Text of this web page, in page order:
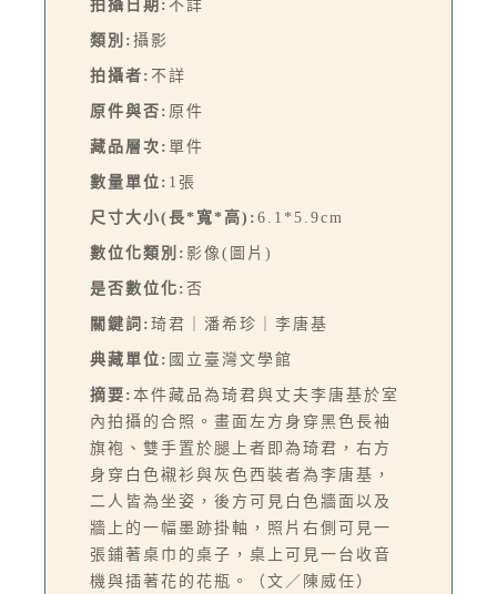
拍攝日期: 不詳
類別: 攝影
拍攝者: 不詳
原件與否: 原件
藏品層次: 單件
數量單位: 1張
尺寸大小(長*寬*高): 6.1*5.9cm
數位化類別: 影像(圖片)
是否數位化: 否
關鍵詞: 琦君｜潘希珍｜李唐基
典藏單位: 國立臺灣文學館
摘要: 本件藏品為琦君與丈夫李唐基於室
內拍攝的合照。畫面左方身穿黑色長袖
旗袍、雙手置於腿上者即為琦君，右方
身穿白色襯衫與灰色西裝者為李唐基，
二人皆為坐姿，後方可見白色牆面以及
牆上的一幅墨跡掛軸，照片右側可見一
張鋪著桌巾的桌子，桌上可見一台收音
機與插著花的花瓶。（文／陳威任）